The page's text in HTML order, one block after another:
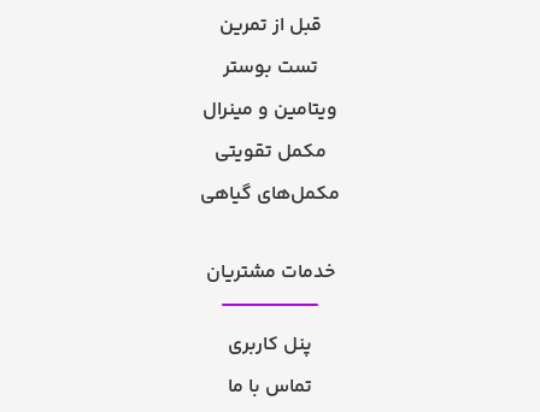
قبل از تمرین
تست بوستر
ویتامین و مینرال
مکمل تقویتی
مکمل‌های گیاهی
خدمات مشتریان
پنل کاربری
تماس با ما